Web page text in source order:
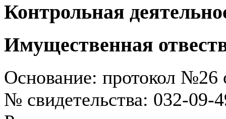
Контрольная
Имущественная
Основание: протокол №26
№ свидетельства: 032-